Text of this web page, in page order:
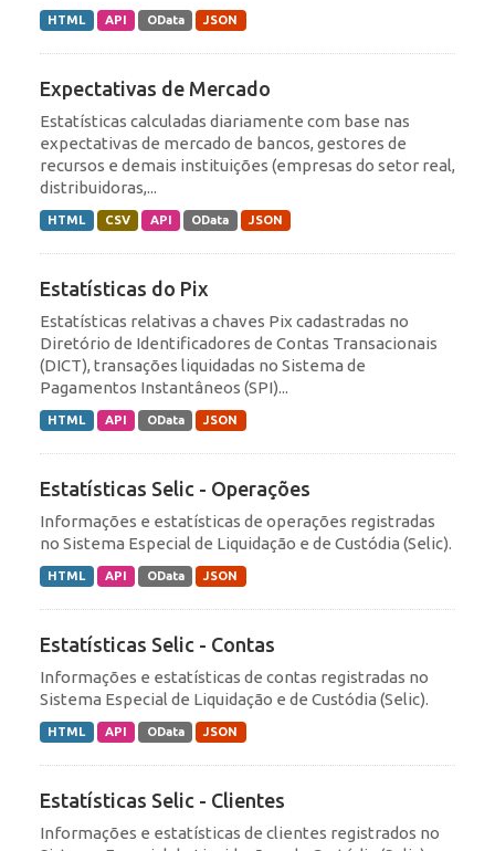
HTML API OData JSON
Expectativas de Mercado
Estatísticas calculadas diariamente com base nas
expectativas de mercado de bancos, gestores de
recursos e demais instituições (empresas do setor real,
distribuidoras,...
HTML CSV API OData JSON
Estatísticas do Pix
Estatísticas relativas a chaves Pix cadastradas no
Diretório de Identificadores de Contas Transacionais
(DICT), transações liquidadas no Sistema de
Pagamentos Instantâneos (SPI)...
HTML API OData JSON
Estatísticas Selic - Operações
Informações e estatísticas de operações registradas
no Sistema Especial de Liquidação e de Custódia (Selic).
HTML API OData JSON
Estatísticas Selic - Contas
Informações e estatísticas de contas registradas no
Sistema Especial de Liquidação e de Custódia (Selic).
HTML API OData JSON
Estatísticas Selic - Clientes
Informações e estatísticas de clientes registrados no